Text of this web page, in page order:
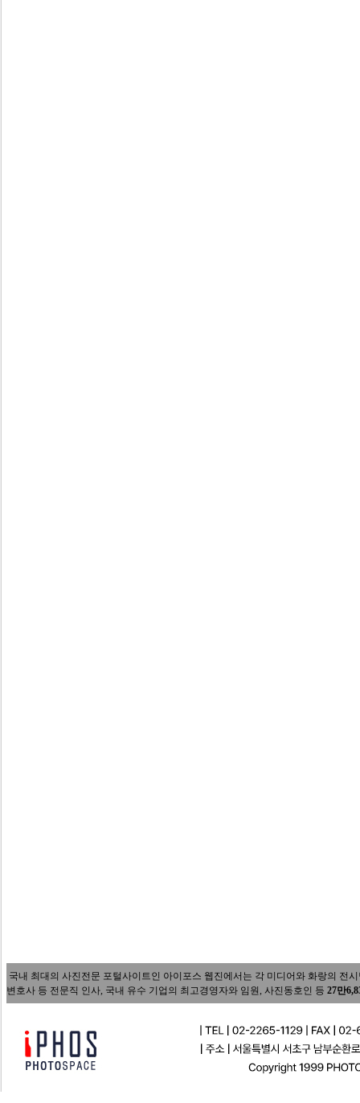
국내 최대의 사진전문 포털사이트인 아이포스 웹진에서는 각 미디어와 화랑의 전
변호사 등 전문직 인사, 국내 유수 기업의 최고경영자와 임원, 사진동호인 등 27만